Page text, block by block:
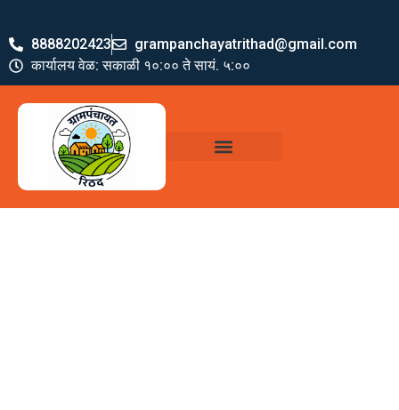
8888202423
grampanchayatrithad@gmail.com
कार्यालय वेळ: सकाळी १०:०० ते सायं. ५:००